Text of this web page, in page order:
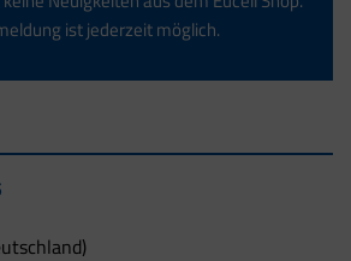
ist jederzeit möglich.